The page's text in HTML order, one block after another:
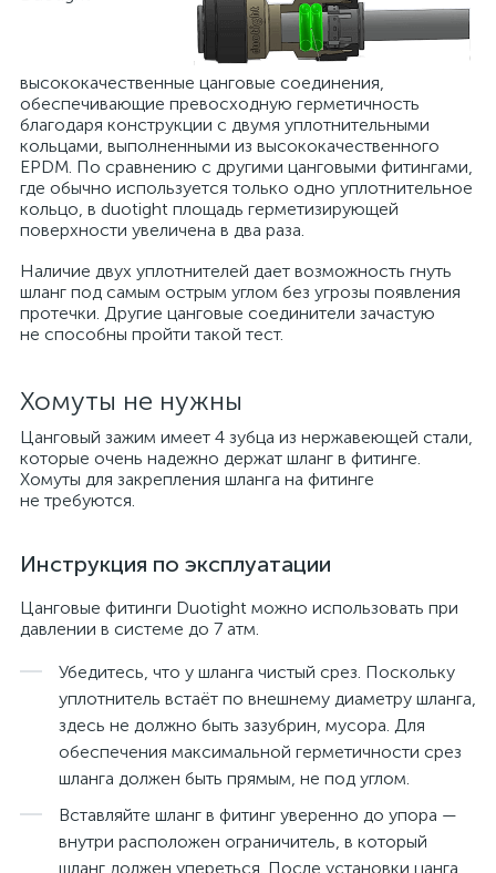
высококачественные цанговые соединения,
обеспечивающие превосходную герметичность
благодаря конструкции с двумя уплотнительными
кольцами, выполненными из высококачественного
EPDM. По сравнению с другими цанговыми фитингами,
где обычно используется только одно уплотнительное
кольцо, в duotight площадь герметизирующей
поверхности увеличена в два раза.
Наличие двух уплотнителей дает возможность гнуть
шланг под самым острым углом без угрозы появления
протечки. Другие цанговые соединители зачастую
не способны пройти такой тест.
Хомуты не нужны
Цанговый зажим имеет 4 зубца из нержавеющей стали,
которые очень надежно держат шланг в фитинге.
Хомуты для закрепления шланга на фитинге
не требуются.
Инструкция по эксплуатации
Цанговые фитинги Duotight можно использовать при
давлении в системе до 7 атм.
Убедитесь, что у шланга чистый срез. Поскольку
уплотнитель встаёт по внешнему диаметру шланга,
здесь не должно быть зазубрин, мусора. Для
обеспечения максимальной герметичности срез
шланга должен быть прямым, не под углом.
Вставляйте шланг в фитинг уверенно до упора —
внутри расположен ограничитель, в который
шланг должен упереться. После установки цанга